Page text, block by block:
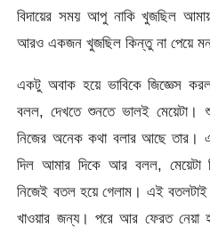
বিদায়ের সময় আপু নাকি খুজছিল
আরও একজন খুজছিল কিন্তু না পেয়ে
একটু অবাক হয়ে ভাবিকে জিজ্ঞেস
বলল, দেখতে শুনতে ভালই মেয়েটা।
নিজের অনেক কথা বলার আছে তার।
দিল আমার দিকে আর বলল, মেয়েটা
নিজেই বতল হয়ে গেলাম। এই বতলটাই
খাওয়ার জন্য। পরে আর ফেরত নেয়া